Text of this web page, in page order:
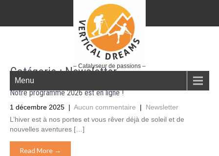
– Catalyseur de passions –
Menu
Catégorie :Newsletter
Notre programme 2026 est en ligne !
1 décembre 2025 | Aucun commentaire | Newsletter
L’hiver est à nos portes et vous rêver déjà de soleil et de
nouvelles aventures […]
Read More →